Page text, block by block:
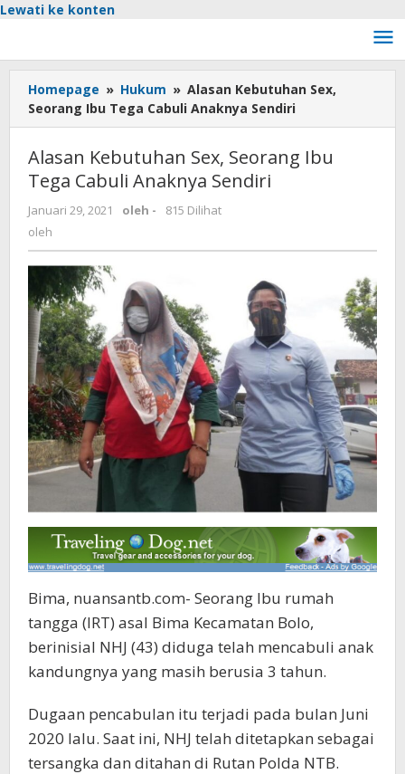
Lewati ke konten
Homepage » Hukum » Alasan Kebutuhan Sex,
Seorang Ibu Tega Cabuli Anaknya Sendiri
Alasan Kebutuhan Sex, Seorang Ibu
Tega Cabuli Anaknya Sendiri
Januari 29, 2021 oleh -
815 Dilihat
oleh
Bima, nuansantb.com- Seorang Ibu rumah
tangga (IRT) asal Bima Kecamatan Bolo,
berinisial NHJ (43) diduga telah mencabuli anak
kandungnya yang masih berusia 3 tahun.
Dugaan pencabulan itu terjadi pada bulan Juni
2020 lalu. Saat ini, NHJ telah ditetapkan sebagai
tersangka dan ditahan di Rutan Polda NTB.